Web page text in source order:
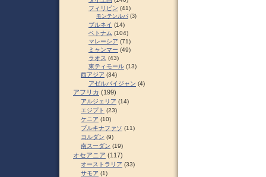
フィリピン (41)
モンテンルパ (3)
ブルネイ (14)
ベトナム (104)
マレーシア (71)
ミャンマー (49)
ラオス (43)
東ティモール (13)
西アジア (34)
アゼルバイジャン (4)
アフリカ (199)
アルジェリア (14)
エジプト (23)
ケニア (10)
ブルキナファソ (11)
ヨルダン (9)
南スーダン (19)
オセアニア (117)
オーストラリア (33)
サモア (1)